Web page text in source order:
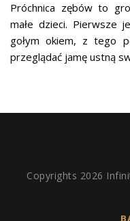
Próchnica zębów to
małe dzieci. Pierwsze
gołym okiem, z tego
przeglądać jamę ustną
Copyrights 2026